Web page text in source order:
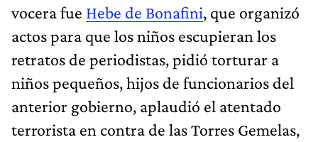
vocera fue Hebe de Bonafini, que organizó
actos para que los niños escupieran los
retratos de periodistas, pidió torturar a
niños pequeños, hijos de funcionarios del
anterior gobierno, aplaudió el atentado
terrorista en contra de las Torres Gemelas,